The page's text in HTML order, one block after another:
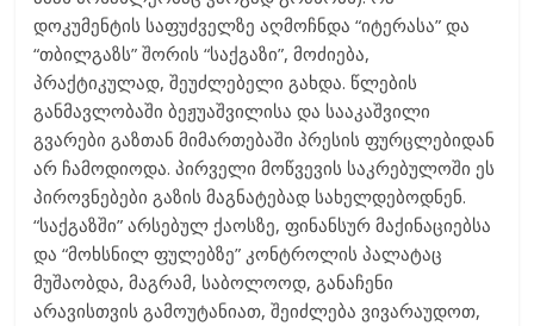
დოკუმენტის საფუძველზე აღმოჩნდა “იტერასა” და
“თბილგაზს” შორის “საქგაზი”, მოძიება,
პრაქტიკულად, შეუძლებელი გახდა. წლების
განმავლობაში ბეჟუაშვილისა და სააკაშვილი
გვარები გაზთან მიმართებაში პრესის ფურცლებიდან
არ ჩამოდიოდა. პირველი მოწვევის საკრებულოში ეს
პიროვნებები გაზის მაგნატებად სახელდებოდნენ.
“საქგაზში” არსებულ ქაოსზე, ფინანსურ მაქინაციებსა
და “მოხსნილ ფულებზე” კონტროლის პალატაც
მუშაობდა, მაგრამ, საბოლოოდ, განაჩენი
არავისთვის გამოუტანიათ, შეიძლება ვივარაუდოთ,